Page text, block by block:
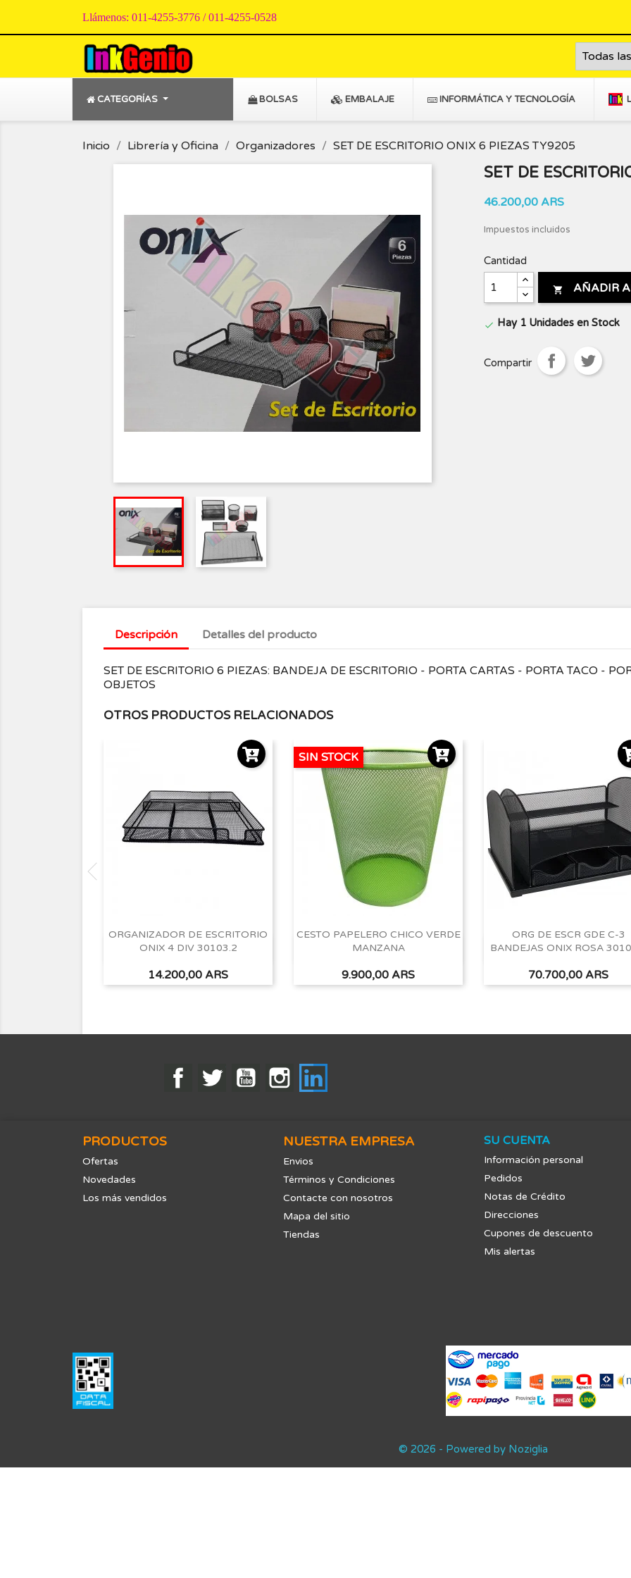
Llámenos: 011-4255-3776 / 011-4255-0528
CATEGORÍAS BOLSAS EMBALAJE INFORMÁTICA Y TECNOLOGÍA
Inicio Librería y Oficina Organizadores SET DE ESCRITORIO ONIX 6 PIEZAS TY9205
SET DE
46.200,00 ARS
Impuestos incluidos
Cantidad
 AÑADIR
 Hay 1 Unidades en Stock
Compartir
Descripción Detalles del producto
SET DE ESCRITORIO 6 PIEZAS: BANDEJA DE ESCRITORIO - PORTA CARTAS - PORTA TACO -
OBJETOS
OTROS PRODUCTOS RELACIONADOS
ORGANIZADOR DE ESCRITORIO
ONIX 4 DIV 30103.2
Precio
14.200,00 ARS
Vista rápida
CESTO PAPELERO CHICO VERDE
MANZANA
Precio
9.900,00 ARS
SIN STOCK
Vista rápida
ORG DE ESCR GDE C-3
BANDEJAS ONIX ROSA
Precio
70.700,00 ARS
Vista rápida
FacebookTwitter YouTubeInstagram
PRODUCTOS
Ofertas
Novedades
Los más vendidos
NUESTRA EMPRESA
Envios
Términos y Condiciones
Contacte con nosotros
Mapa del sitio
Tiendas
SU CUENTA
Información personal
Pedidos
Notas de Crédito
Direcciones
Cupones de descuento
Mis alertas
© 2026 - Powered by Noziglia